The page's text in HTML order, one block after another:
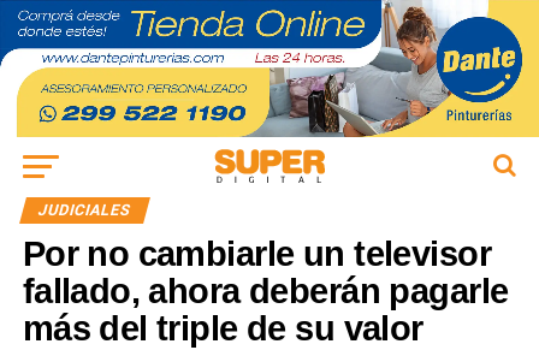
JUDICIALES
Por no cambiarle un televisor
fallado, ahora deberán pagarle
más del triple de su valor